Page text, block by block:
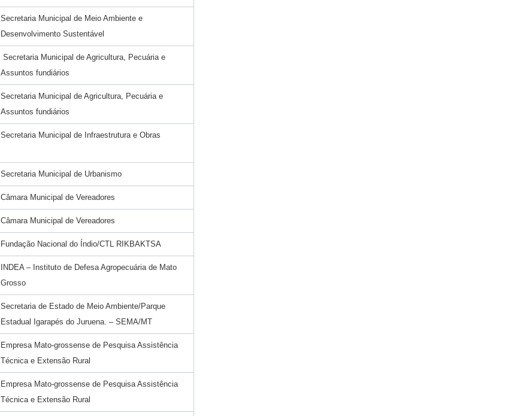
Secretaria Municipal de Meio Ambiente e
Desenvolvimento Sustentável
Secretaria Municipal de Agricultura, Pecuária e
Assuntos fundiários
Secretaria Municipal de Agricultura, Pecuária e
Assuntos fundiários
Secretaria Municipal de Infraestrutura e Obras
Secretaria Municipal de Urbanismo
Câmara Municipal de Vereadores
Câmara Municipal de Vereadores
Fundação Nacional do Índio/CTL RIKBAKTSA
INDEA – Instituto de Defesa Agropecuária de Mato
Grosso
Secretaria de Estado de Meio Ambiente/Parque
Estadual Igarapés do Juruena. – SEMA/MT
Empresa Mato-grossense de Pesquisa Assistência
Técnica e Extensão Rural
Empresa Mato-grossense de Pesquisa Assistência
Técnica e Extensão Rural